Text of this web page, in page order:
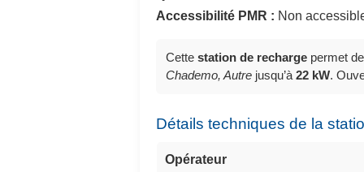
Accessibilité PMR : Non
Cette station de recharge permet
Chademo, Autre jusqu’à 22 kW.
Détails techniques de la
Opérateur